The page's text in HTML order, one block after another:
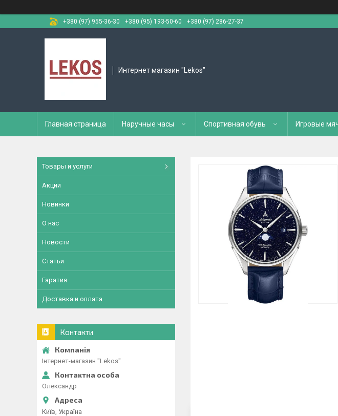
+380 (97) 955-36-30
+380 (95) 193-50-60 +380 (97) 286-27-37
Интернет магазин "Lekos"
Главная страница Наручные часы Спортивная обувь Игровые
Товары и услуги
Акции
Новинки
О нас
Новости
Статьи
Гаратия
Доставка и оплата
Контакти
Інтернет-магазин "Lekos"
Олександр
Київ, Україна